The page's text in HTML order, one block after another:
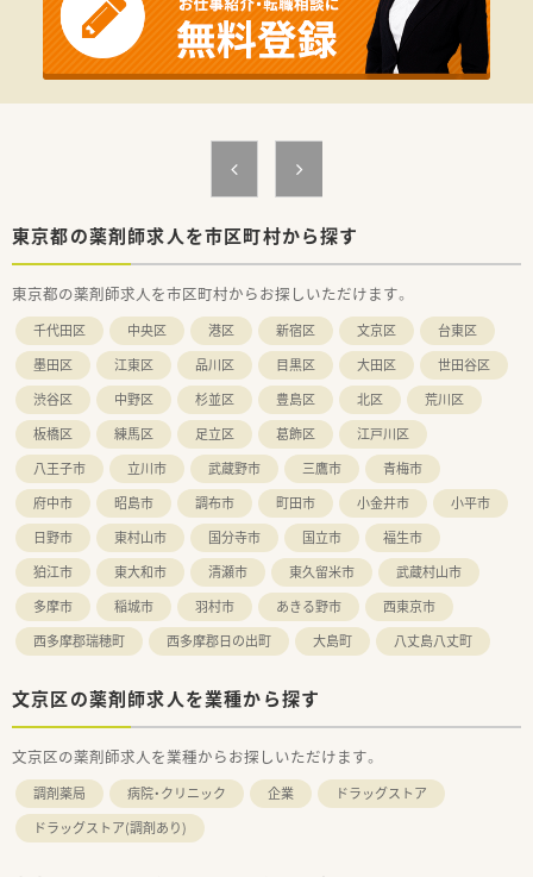
東京都の薬剤師求人を市区町村から探す
東京都の薬剤師求人を市区町村からお探しいただけます。
千代田区 中央区 港区 新宿区 文京区
台東区
墨田区
江東区 品川区 目黒区 大田区
世田谷区
渋谷区
中野区 杉並区 豊島区 北区
荒川区
板橋区
練馬区 足立区 葛飾区
江戸川区
八王子市
立川市 武蔵野市 三鷹市
青梅市
府中市
昭島市 調布市 町田市 小金井市
小平市
日野市
東村山市 国分寺市 国立市
福生市
狛江市
東大和市 清瀬市 東久留米市
武蔵村山市
多摩市
稲城市 羽村市 あきる野市
西東京市
西多摩郡瑞穂町
西多摩郡日の出町 大島町 八丈島八丈町
文京区の薬剤師求人を業種から探す
文京区の薬剤師求人を業種からお探しいただけます。
調剤薬局 病院・クリニック 企業
ドラッグストア
ドラッグストア(調剤あり)